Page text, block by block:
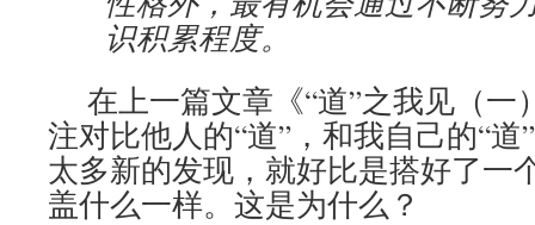
识积累程度。
在上一篇文章《“道”之我见（一
注对比他人的“道”，和我自己的“
太多新的发现，就好比是搭好了一
盖什么一样。这是为什么？